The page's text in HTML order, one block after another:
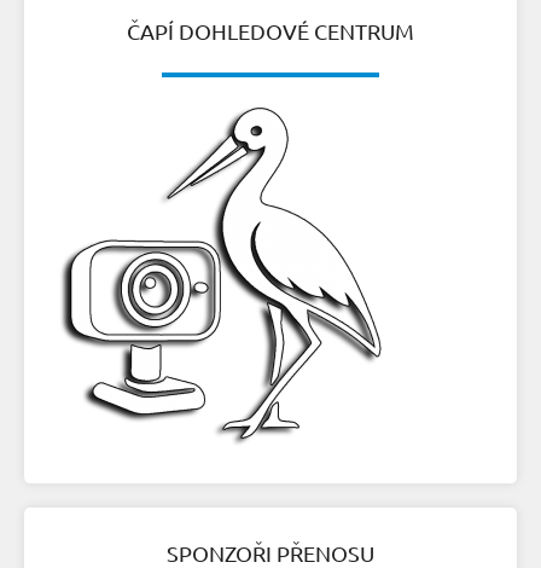
ČAPÍ DOHLEDOVÉ CENTRUM
SPONZOŘI PŘENOSU